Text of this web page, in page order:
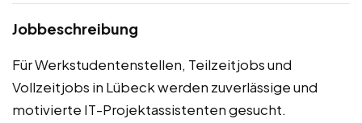
Jobbeschreibung
Für Werkstudentenstellen, Teilzeitjobs und
Vollzeitjobs in Lübeck werden zuverlässige und
motivierte IT-Projektassistenten gesucht.